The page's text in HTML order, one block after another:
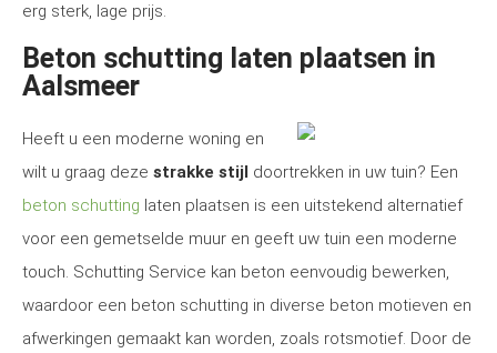
erg sterk, lage prijs.
Beton schutting laten plaatsen in
Aalsmeer
Heeft u een moderne woning en
wilt u graag deze strakke stijl doortrekken in uw tuin? Een
beton schutting laten plaatsen is een uitstekend alternatief
voor een gemetselde muur en geeft uw tuin een moderne
touch. Schutting Service kan beton eenvoudig bewerken,
waardoor een beton schutting in diverse beton motieven en
afwerkingen gemaakt kan worden, zoals rotsmotief. Door de